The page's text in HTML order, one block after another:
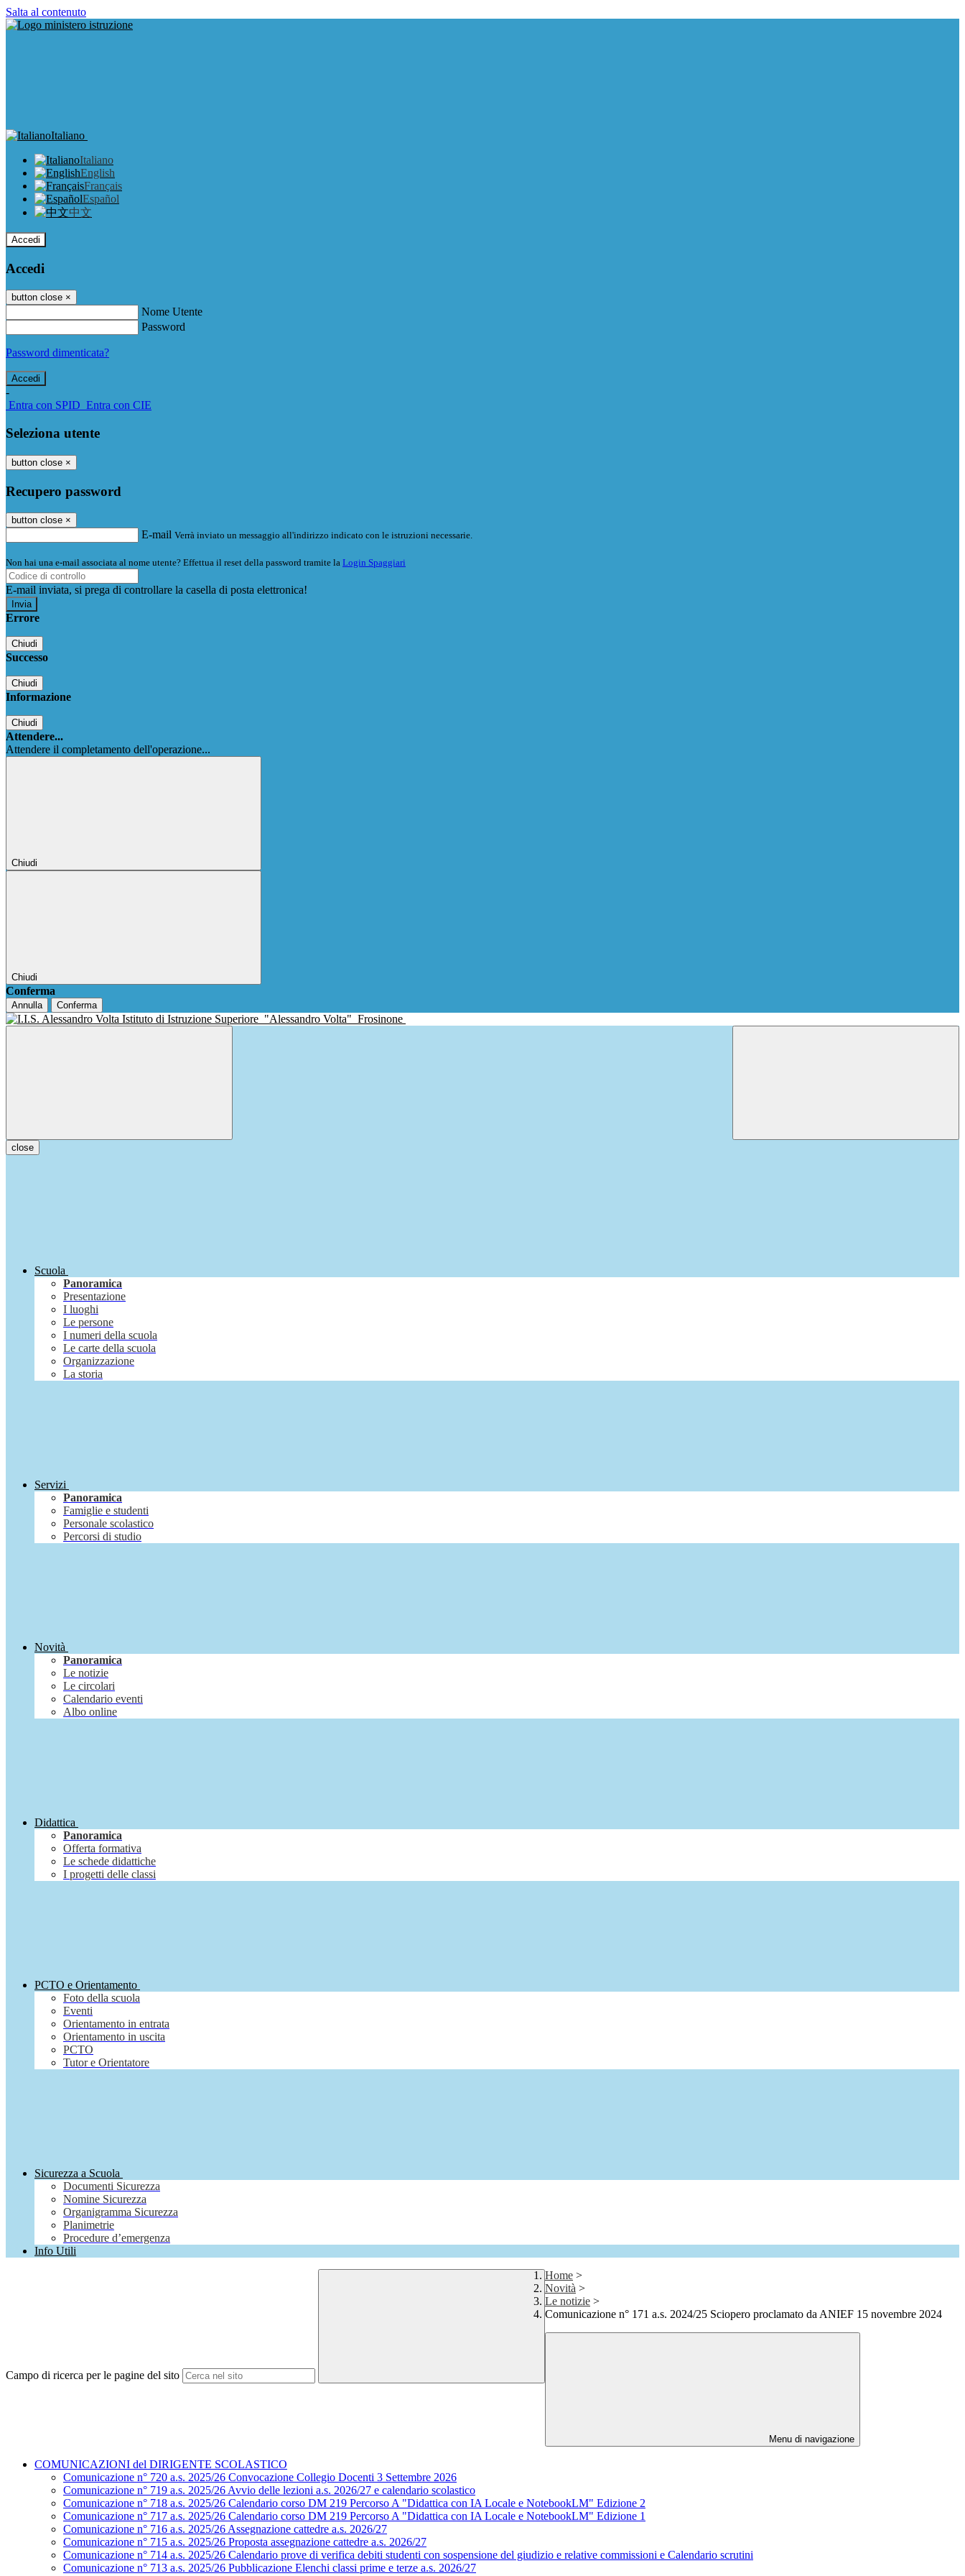
Salta al contenuto
Italiano
Italiano
English
Français
Español
中文
Accedi
Accedi
button close ×
Nome Utente
Password
Password dimenticata?
-
Entra con SPID Entra con CIE
Seleziona utente
button close ×
Recupero password
button close ×
E-mail Verrà inviato un messaggio all'indirizzo indicato con le istruzioni necessarie.
Non hai una e-mail associata al nome utente? Effettua il reset della password tramite la Login Spaggiari
E-mail inviata, si prega di controllare la casella di posta elettronica!
Errore
Chiudi
Successo
Chiudi
Informazione
Chiudi
Attendere...
Attendere il completamento dell'operazione...
Chiudi
Chiudi
Conferma
Annulla Conferma
Istituto di Istruzione Superiore "Alessandro Volta" Frosinone
close
Scuola
Panoramica
Presentazione
I luoghi
Le persone
I numeri della scuola
Le carte della scuola
Organizzazione
La storia
Servizi
Panoramica
Famiglie e studenti
Personale scolastico
Percorsi di studio
Novità
Panoramica
Le notizie
Le circolari
Calendario eventi
Albo online
Didattica
Panoramica
Offerta formativa
Le schede didattiche
I progetti delle classi
PCTO e Orientamento
Foto della scuola
Eventi
Orientamento in entrata
Orientamento in uscita
PCTO
Tutor e Orientatore
Sicurezza a Scuola
Documenti Sicurezza
Nomine Sicurezza
Organigramma Sicurezza
Planimetrie
Procedure d’emergenza
Info Utili
Campo di ricerca per le pagine del sito
Home >
Novità >
Le notizie >
Comunicazione n° 171 a.s. 2024/25 Sciopero proclamato da ANIEF 15 novembre 2024
Menu di navigazione
COMUNICAZIONI del DIRIGENTE SCOLASTICO
Comunicazione n° 720 a.s. 2025/26 Convocazione Collegio Docenti 3 Settembre 2026
Comunicazione n° 719 a.s. 2025/26 Avvio delle lezioni a.s. 2026/27 e calendario scolastico
Comunicazione n° 718 a.s. 2025/26 Calendario corso DM 219 Percorso A "Didattica con IA Locale e NotebookLM" Edizione 2
Comunicazione n° 717 a.s. 2025/26 Calendario corso DM 219 Percorso A "Didattica con IA Locale e NotebookLM" Edizione 1
Comunicazione n° 716 a.s. 2025/26 Assegnazione cattedre a.s. 2026/27
Comunicazione n° 715 a.s. 2025/26 Proposta assegnazione cattedre a.s. 2026/27
Comunicazione n° 714 a.s. 2025/26 Calendario prove di verifica debiti studenti con sospensione del giudizio e relative commissioni e Calendario scrutini
Comunicazione n° 713 a.s. 2025/26 Pubblicazione Elenchi classi prime e terze a.s. 2026/27